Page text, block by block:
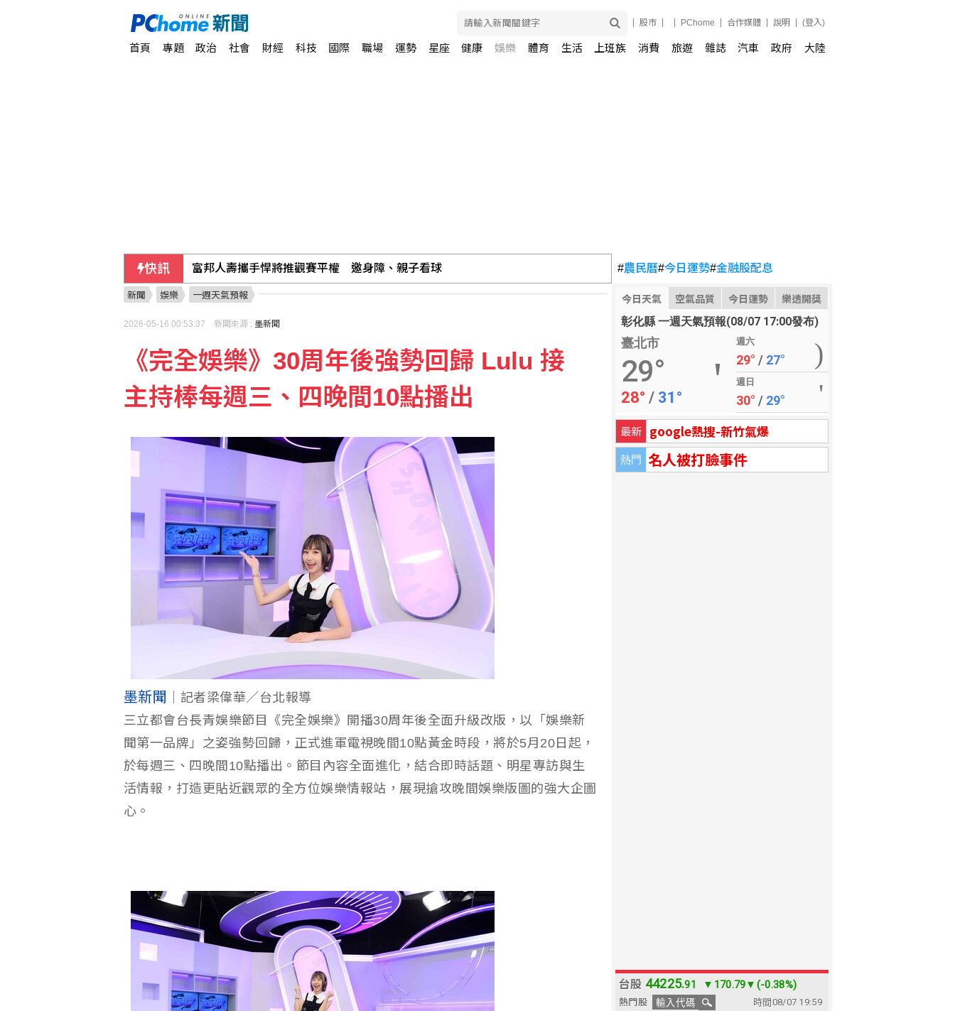
股市 PChome 合作媒體 說明 (登入)
首頁 專題 政治 社會 財經 科技 國際 職場 運勢 星座 健康 娛樂 體育 生活 上班族 消費 旅遊 雜誌 汽車 政府 大陸
快訊 菲澳防長重申台海和平重要性 林佳龍表達肯定
林佳龍接見「自由之家」執行長 盼台成印太INGO樞紐
富邦人壽攜手悍將推觀賽平權 邀身障、親子看球
#農民曆#今日運勢#金融股配息
今日天氣 空氣品質 今日運勢 樂透開獎
彰化縣 一週天氣預報(08/07 17:00發布)
臺北市
29°
28° / 31°
週六
29° / 27°
週日
30° / 29°
最新 google熱搜-新竹氣爆
熱門 名人被打臉事件
新聞 娛樂 一週天氣預報
2026-05-16 00:53:37 新聞來源 : 墨新聞
《完全娛樂》30周年後強勢回歸 Lulu 接
主持棒每週三、四晚間10點播出
墨新聞 ｜記者梁偉華／台北報導
三立都會台長青娛樂節目《完全娛樂》開播30周年後全面升級改版，以「娛樂新
聞第一品牌」之姿強勢回歸，正式進軍電視晚間10點黃金時段，將於5月20日起，
於每週三、四晚間10點播出。節目內容全面進化，結合即時話題、明星專訪與生
活情報，打造更貼近觀眾的全方位娛樂情報站，展現搶攻晚間娛樂版圖的強大企圖
心。